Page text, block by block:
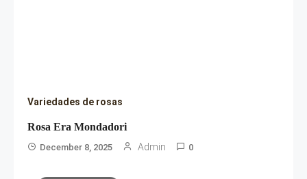
Variedades de rosas
Rosa Era Mondadori
December 8, 2025 Admin 0